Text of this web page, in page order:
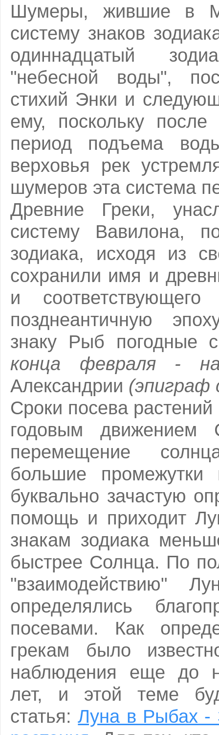
Шумеры, жившие в
систему знаков
одиннадцатый
"небесной воды",
стихий Энки и
ему, поскольку
период подъема
верховья рек
шумеров эта система
Древние Греки,
систему Вавилона,
зодиака, исходя из
сохранили имя и
и
позднеантичную
знаку Рыб погодные
конца февраля -
Александрии (эпиграф
Сроки посева
годовым движением
перемещение
большие
буквально зачастую
помощь и приходит
знакам зодиака
быстрее Солнца. По
"взаимодействию"
определялись
посевами. Как
грекам было
наблюдения еще до
лет, и этой теме
статья:Луна в Рыбах -